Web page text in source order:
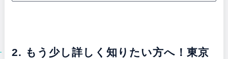
2. もう少し詳しく知りたい方へ！東京